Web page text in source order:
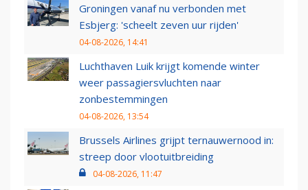
Groningen vanaf nu verbonden met
Esbjerg: 'scheelt zeven uur rijden'
04-08-2026, 14:41
Luchthaven Luik krijgt komende winter
weer passagiersvluchten naar
zonbestemmingen
04-08-2026, 13:54
Brussels Airlines grijpt ternauwernood in:
streep door vlootuitbreiding
04-08-2026, 11:47